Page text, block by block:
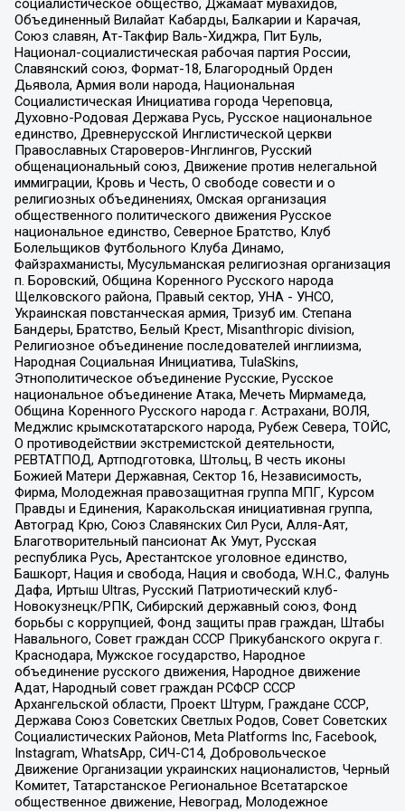
Объединенный Вилайат Кабарды, Балкарии и Карачая,
Союз славян, Ат-Такфир Валь-Хиджра, Пит Буль,
Национал-социалистическая рабочая партия России,
Славянский союз, Формат-18, Благородный Орден
Дьявола, Армия воли народа, Национальная
Социалистическая Инициатива города Череповца,
Духовно-Родовая Держава Русь, Русское национальное
единство, Древнерусской Инглистической церкви
Православных Староверов-Инглингов, Русский
общенациональный союз, Движение против нелегальной
иммиграции, Кровь и Честь, О свободе совести и о
религиозных объединениях, Омская организация
общественного политического движения Русское
национальное единство, Северное Братство, Клуб
Болельщиков Футбольного Клуба Динамо,
Файзрахманисты, Мусульманская религиозная организация
п. Боровский, Община Коренного Русского народа
Щелковского района, Правый сектор, УНА - УНСО,
Украинская повстанческая армия, Тризуб им. Степана
Бандеры, Братство, Белый Крест, Misanthropic division,
Религиозное объединение последователей инглиизма,
Народная Социальная Инициатива, TulaSkins,
Этнополитическое объединение Русские, Русское
национальное объединение Атака, Мечеть Мирмамеда,
Община Коренного Русского народа г. Астрахани, ВОЛЯ,
Меджлис крымскотатарского народа, Рубеж Севера, ТОЙС,
О противодействии экстремистской деятельности,
РЕВТАТПОД, Артподготовка, Штольц, В честь иконы
Божией Матери Державная, Сектор 16, Независимость,
Фирма, Молодежная правозащитная группа МПГ, Курсом
Правды и Единения, Каракольская инициативная группа,
Автоград Крю, Союз Славянских Сил Руси, Алля-Аят,
Благотворительный пансионат Ак Умут, Русская
республика Русь, Арестантское уголовное единство,
Башкорт, Нация и свобода, Нация и свобода, W.H.С., Фалунь
Дафа, Иртыш Ultras, Русский Патриотический клуб-
Новокузнецк/РПК, Сибирский державный союз, Фонд
борьбы с коррупцией, Фонд защиты прав граждан, Штабы
Навального, Совет граждан СССР Прикубанского округа г.
Краснодара, Мужское государство, Народное
объединение русского движения, Народное движение
Адат, Народный совет граждан РСФСР СССР
Архангельской области, Проект Штурм, Граждане СССР,
Держава Союз Советских Светлых Родов, Совет Советских
Социалистических Районов, Meta Platforms Inc, Facebook,
Instagram, WhatsApp, СИЧ-С14, Добровольческое
Движение Организации украинских националистов, Черный
Комитет, Татарстанское Региональное Всетатарское
общественное движение, Невоград, Молодежное